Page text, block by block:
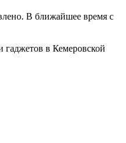
В ближайшее время с
гаджетов в Кемеровской